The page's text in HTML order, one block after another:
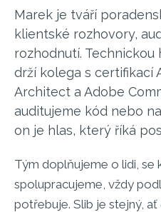
Marek je tváří
klientské rozhovory,
rozhodnutí.
drží kolega s certifikací
Architect a Adobe
auditujeme kód nebo
on je hlas, který říká
Tým doplňujeme o lidi,
spolupracujeme, vždy
potřebuje. Slib je stejný,